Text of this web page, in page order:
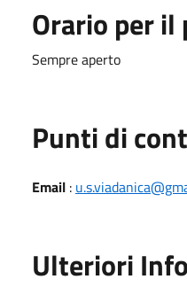
Orario per il
Sempre aperto
Punti di
Email :
Ulteriori